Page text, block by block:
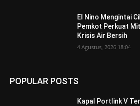
El Nino Mengintai
Pemkot Perkuat
Krisis Air Bersih
4 Agustus, 2026 18:04
POPULAR POSTS
Kapal Portlink V